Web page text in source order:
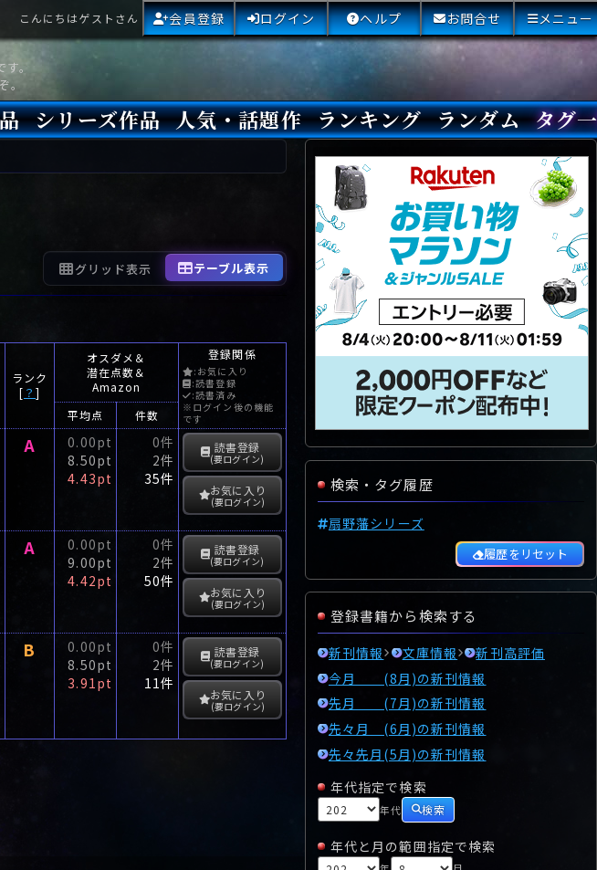
。
。
こんにちはゲストさん 会員登録 ログイン ヘルプ お問合せ メニュー
シリーズ作品 人気・話題作
最近閲覧された小説
ランキング
国内総合ランキング
海外総合ランキング
Amazon国内作品高評価
Amazon海外作品高評価
国内作品高評価
海外作品高評価
閲覧回数
オススメ投票回数
読書した人が多い小説
サイトランク
ランダム タグ
初心者におすすめ
クローズド・サー
本格ミステリ
青春ミステリ
学園ミステリ
日常の謎
SFミステリ
倒叙ミステリ
警察小説
映画化
ドラマ化
その他をもっとみ
グリッド表示 テーブル表示
ランク
[ ？]
オスダメ＆
潜在点数＆
Amazon
登録関係
:お気に入り
:読書登録
:読書済み
※ログイン後の機能
です
平均点 件数
A
0.00pt
8.50pt
4.43pt
0件
2件
35件
読書登録
(要ログイン)
お気に入り
(要ログイン)
A
0.00pt
9.00pt
4.42pt
0件
2件
50件
読書登録
(要ログイン)
お気に入り
(要ログイン)
B
0.00pt
8.50pt
3.91pt
0件
2件
11件
読書登録
(要ログイン)
お気に入り
(要ログイン)
検索・タグ履歴
扇野藩シリーズ
履歴をリセット
登録書籍から検索する
新刊情報 文庫情報
新刊高評価
今月 (8月)の新刊情報
先月 (7月)の新刊情報
先々月 (6月)の新刊情報
先々先月(5月)の新刊情報
年代指定で検索
年代 検索
年代と月の範囲指定で検索